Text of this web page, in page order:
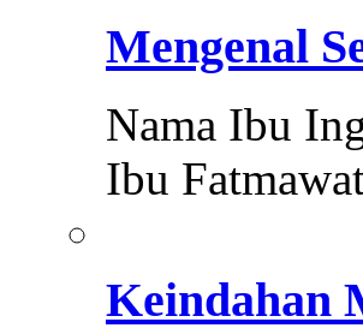
Mengenal
Nama Ibu
Ibu
Keindahan